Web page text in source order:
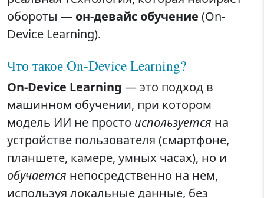
обороты — он-девайс обучение (On-
Device Learning).
Что такое On-Device Learning?
On-Device Learning — это подход в
машинном обучении, при котором
модель ИИ не просто используется на
устройстве пользователя (смартфоне,
планшете, камере, умных часах), но и
обучается непосредственно на нем,
используя локальные данные, без